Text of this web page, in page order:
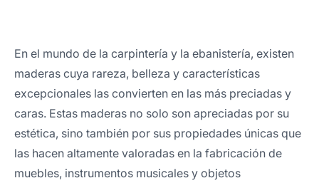
En el mundo de la carpintería y la ebanistería, existen
maderas cuya rareza, belleza y características
excepcionales las convierten en las más preciadas y
caras. Estas maderas no solo son apreciadas por su
estética, sino también por sus propiedades únicas que
las hacen altamente valoradas en la fabricación de
muebles, instrumentos musicales y objetos